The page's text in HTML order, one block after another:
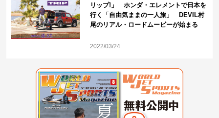
リップ!」 ホンダ・エレメントで日本を
行く「自由気ままの一人旅」 DEVIL村
尾のリアル・ロードムービーが始まる
2022/03/24